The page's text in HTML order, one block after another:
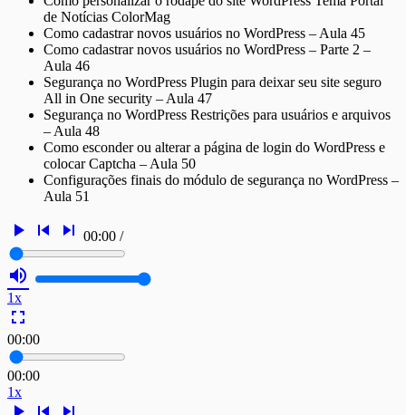
de Notícias ColorMag
Como cadastrar novos usuários no WordPress – Aula 45
Como cadastrar novos usuários no WordPress – Parte 2 –
Aula 46
Segurança no WordPress Plugin para deixar seu site seguro
All in One security – Aula 47
Segurança no WordPress Restrições para usuários e arquivos
– Aula 48
Como esconder ou alterar a página de login do WordPress e
colocar Captcha – Aula 50
Configurações finais do módulo de segurança no WordPress –
Aula 51
play_arrow skip_previous skip_next 00:00 /
volume_up
1x
fullscreen
00:00
00:00
1x